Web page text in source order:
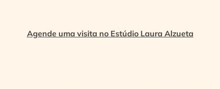
Agende uma visita no Estúdio Laura Alzueta